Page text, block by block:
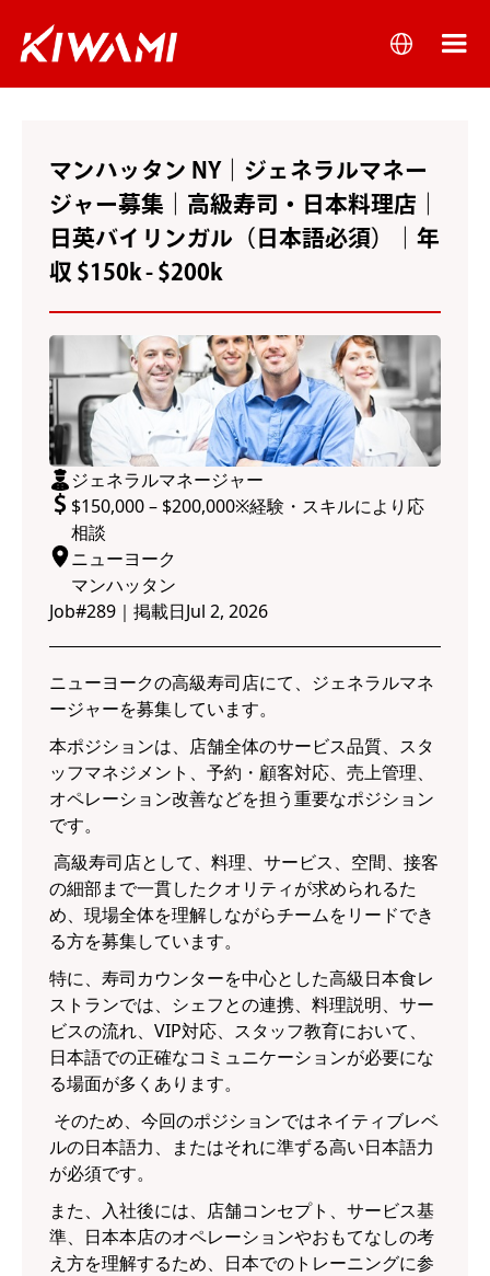
マンハッタン NY｜ジェネラルマネー
ジャー募集｜高級寿司・日本料理店｜
日英バイリンガル（日本語必須）｜年
収 $150k - $200k
ジェネラルマネージャー
$150,000 – $200,000※経験・スキルにより応
相談
ニューヨーク
マンハッタン
Job#289 ｜ 掲載日Jul 2, 2026
ニューヨークの高級寿司店にて、ジェネラルマネ
ージャーを募集しています。
本ポジションは、店舗全体のサービス品質、スタ
ッフマネジメント、予約・顧客対応、売上管理、
オペレーション改善などを担う重要なポジション
です。
高級寿司店として、料理、サービス、空間、接客
の細部まで一貫したクオリティが求められるた
め、現場全体を理解しながらチームをリードでき
る方を募集しています。
特に、寿司カウンターを中心とした高級日本食レ
ストランでは、シェフとの連携、料理説明、サー
ビスの流れ、VIP対応、スタッフ教育において、
日本語での正確なコミュニケーションが必要にな
る場面が多くあります。
そのため、今回のポジションではネイティブレベ
ルの日本語力、またはそれに準ずる高い日本語力
が必須です。
また、入社後には、店舗コンセプト、サービス基
準、日本本店のオペレーションやおもてなしの考
え方を理解するため、日本でのトレーニングに参